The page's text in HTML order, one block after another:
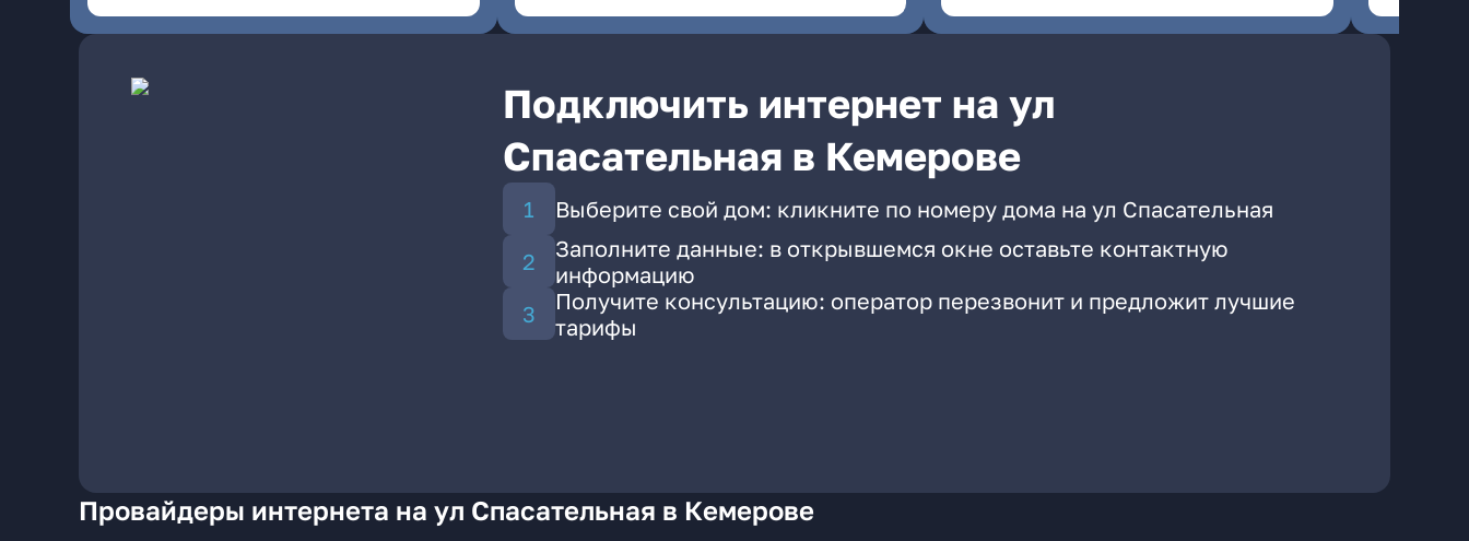
Подключить интернет на ул
Спасательная в Кемерове
Выберите свой дом: кликните по номеру дома на ул Спасательная
Заполните данные: в открывшемся окне оставьте контактную
информацию
Получите консультацию: оператор перезвонит и предложит лучшие
тарифы
Провайдеры интернета на ул Спасательная в Кемерове